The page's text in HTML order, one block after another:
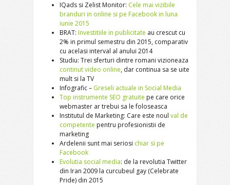
IQads si Zelist Monitor: Cele mai vizibile
branduri in online si pe Facebook in luna
iunie 2015
BRAT: Investitiile in publicitate au crescut cu
2% in primul semestru din 2015, comparativ
cu acelasi interval al anului 2014
Studiu: Trei sferturi dintre romani vizioneaza
continut video online, dar continua sa se uite
mult si la TV
Infografic – Greseli actuale in Social Media
Top instrumente SEO gratuite pe care orice
webmaster ar trebui sa le foloseasca
Institutul de Marketing: Care este noul val de
competente pentru profesionistii de
marketing
Ardelenii sunt mai seriosi chiar si pe
Facebook
Evolutia social media: de la revolutia Twitter
din Iran 2009 la curcubeul gay (Celebrate
Pride) din 2015